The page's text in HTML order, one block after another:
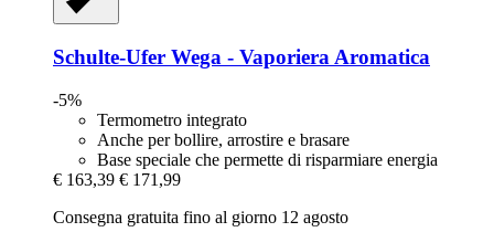
Schulte-Ufer Wega -​ Vaporiera Aromatica
-5%
Termometro integrato
Anche per bollire, arrostire e brasare
Base speciale che permette di risparmiare energia
€ 163,39 € 171,99
Consegna gratuita fino al giorno 12 agosto